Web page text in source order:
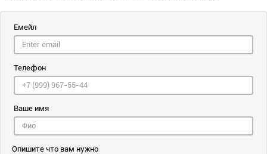
Емейл
Телефон
Ваше имя
Опишите что вам нужно